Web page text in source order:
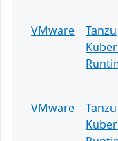
VMware
Tanzu
VMware
Tanzu